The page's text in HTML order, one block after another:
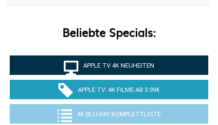
Beliebte Specials:
APPLE TV 4K NEUHEITEN
APPLE TV: 4K FILME AB 3.99€
4K BLU-RAY KOMPLETTLISTE